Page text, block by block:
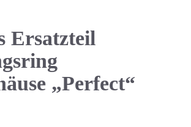
Ersatzteil
„Perfect“